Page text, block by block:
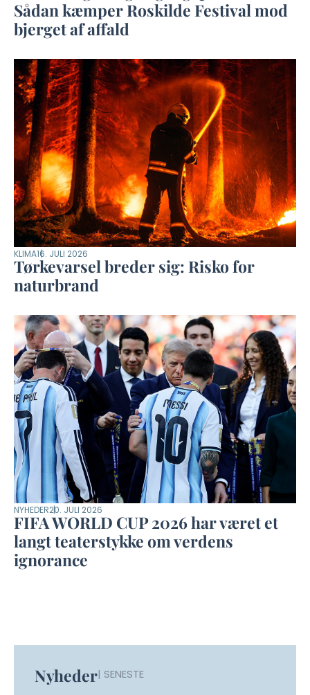
Sådan kæmper Roskilde Festival mod
bjerget af affald
KLIMA16. JULI 2026
Tørkevarsel breder sig: Risko for
naturbrand
NYHEDER20. JULI 2026
FIFA WORLD CUP 2026 har været et
langt teaterstykke om verdens
ignorance
Nyheder| SENESTE